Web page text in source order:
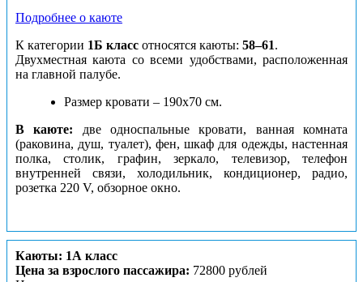
Подробнее о каюте
К категории 1Б класс относятся каюты: 58–61.
Двухместная каюта со всеми удобствами, расположенная
на главной палубе.
Размер кровати – 190х70 см.
В каюте: две односпальные кровати, ванная комната
(раковина, душ, туалет), фен, шкаф для одежды, настенная
полка, столик, графин, зеркало, телевизор, телефон
внутренней связи, холодильник, кондиционер, радио,
розетка 220 V, обзорное окно.
Каюты: 1А класс
Цена за взрослого пассажира: 72800 рублей